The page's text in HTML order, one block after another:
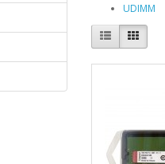
UDIMM